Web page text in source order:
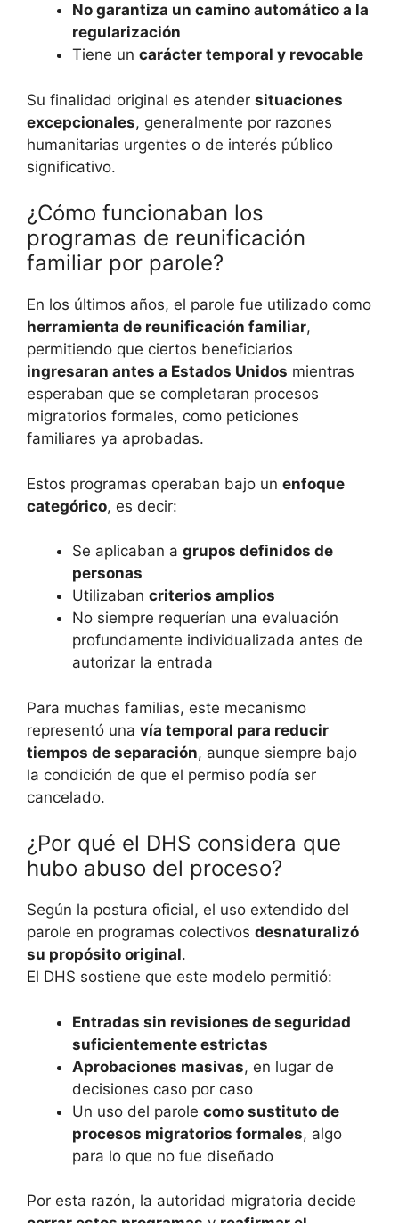
No garantiza un camino automático a la
regularización
Tiene un carácter temporal y revocable
Su finalidad original es atender situaciones
excepcionales, generalmente por razones
humanitarias urgentes o de interés público
significativo.
¿Cómo funcionaban los
programas de reunificación
familiar por parole?
En los últimos años, el parole fue utilizado como
herramienta de reunificación familiar,
permitiendo que ciertos beneficiarios
ingresaran antes a Estados Unidos mientras
esperaban que se completaran procesos
migratorios formales, como peticiones
familiares ya aprobadas.
Estos programas operaban bajo un enfoque
categórico, es decir:
Se aplicaban a grupos definidos de
personas
Utilizaban criterios amplios
No siempre requerían una evaluación
profundamente individualizada antes de
autorizar la entrada
Para muchas familias, este mecanismo
representó una vía temporal para reducir
tiempos de separación, aunque siempre bajo
la condición de que el permiso podía ser
cancelado.
¿Por qué el DHS considera que
hubo abuso del proceso?
Según la postura oficial, el uso extendido del
parole en programas colectivos desnaturalizó
su propósito original.
El DHS sostiene que este modelo permitió:
Entradas sin revisiones de seguridad
suficientemente estrictas
Aprobaciones masivas, en lugar de
decisiones caso por caso
Un uso del parole como sustituto de
procesos migratorios formales, algo
para lo que no fue diseñado
Por esta razón, la autoridad migratoria decide